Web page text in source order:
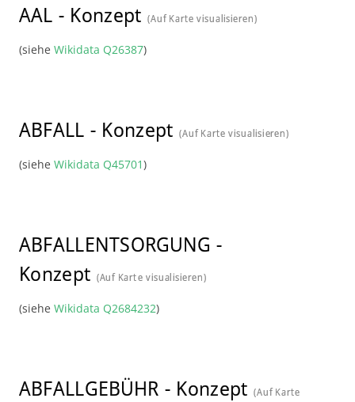
AAL - Konzept (Auf Karte visualisieren)
(siehe Wikidata Q26387)
ABFALL - Konzept (Auf Karte visualisieren)
(siehe Wikidata Q45701)
ABFALLENTSORGUNG -
Konzept (Auf Karte visualisieren)
(siehe Wikidata Q2684232)
ABFALLGEBÜHR - Konzept (Auf Karte